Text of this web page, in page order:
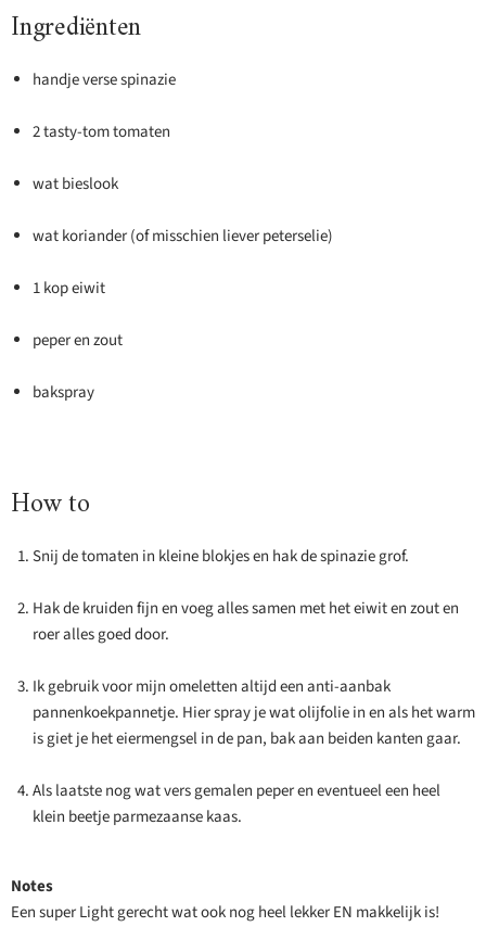
Ingrediënten
handje verse spinazie
2 tasty-tom tomaten
wat bieslook
wat koriander (of misschien liever peterselie)
1 kop eiwit
peper en zout
bakspray
How to
Snij de tomaten in kleine blokjes en hak de spinazie grof.
Hak de kruiden fijn en voeg alles samen met het eiwit en zout en
roer alles goed door.
Ik gebruik voor mijn omeletten altijd een anti-aanbak
pannenkoekpannetje. Hier spray je wat olijfolie in en als het warm
is giet je het eiermengsel in de pan, bak aan beiden kanten gaar.
Als laatste nog wat vers gemalen peper en eventueel een heel
klein beetje parmezaanse kaas.
Notes
Een super Light gerecht wat ook nog heel lekker EN makkelijk is!